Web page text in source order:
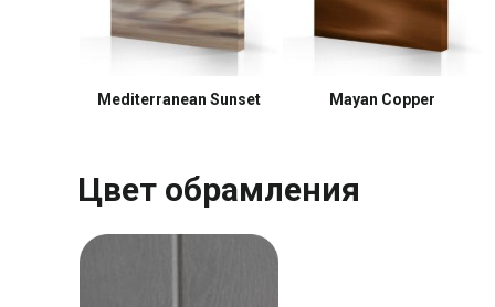
Mediterranean Sunset Mayan Copper
Цвет обрамления